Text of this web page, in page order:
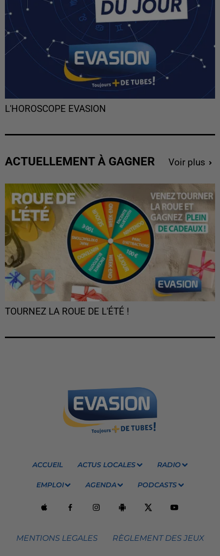
L'HOROSCOPE EVASION
ACTUELLEMENT À GAGNER Voir plus
TOURNEZ LA ROUE DE L'ÉTÉ !
ACCUEIL ACTUS LOCALES RADIO
EMPLOI AGENDA PODCASTS
MENTIONS LEGALES RÈGLEMENT DES JEUX